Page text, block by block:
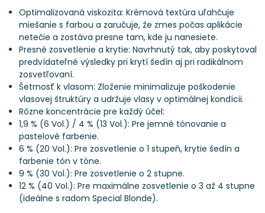
Optimalizovaná viskozita: Krémová textúra uľahčuje
miešanie s farbou a zaručuje, že zmes počas aplikácie
netečie a zostáva presne tam, kde ju nanesiete.
Presné zosvetlenie a krytie: Navrhnutý tak, aby poskytoval
predvídateľné výsledky pri krytí šedín aj pri radikálnom
zosvetľovaní.
Šetrnosť k vlasom: Zloženie minimalizuje poškodenie
vlasovej štruktúry a udržuje vlasy v optimálnej kondícii.
Rôzne koncentrácie pre každý účel:
1,9 % (6 Vol.) / 4 % (13 Vol.): Pre jemné tónovanie a
pastelové farbenie.
6 % (20 Vol.): Pre zosvetlenie o 1 stupeň, krytie šedín a
farbenie tón v tóne.
9 % (30 Vol.): Pre zosvetlenie o 2 stupne.
12 % (40 Vol.): Pre maximálne zosvetlenie o 3 až 4 stupne
(ideálne s radom Special Blonde).